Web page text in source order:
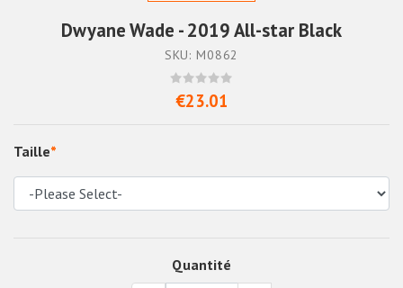
Dwyane Wade - 2019 All-star Black
SKU: M0862
€23.01
Taille*
Quantité